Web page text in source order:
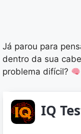
Já parou para
dentro da sua
problema difícil?